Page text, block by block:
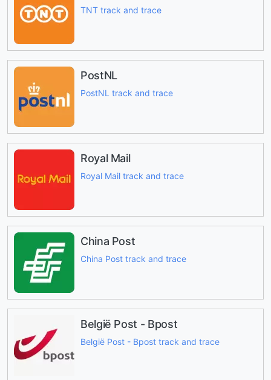
TNT track and trace
PostNL
PostNL track and trace
Royal Mail
Royal Mail track and trace
China Post
China Post track and trace
België Post - Bpost
België Post - Bpost track and trace